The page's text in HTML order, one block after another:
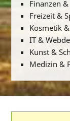
Finanzen
Freizeit &
Kosmetik
IT &
Kunst &
Medizin &